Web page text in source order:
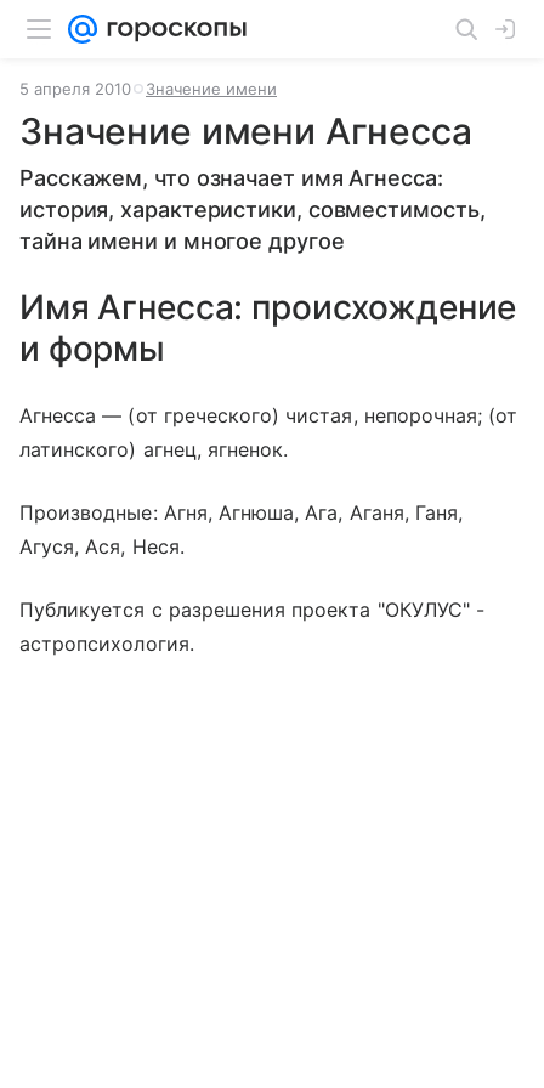
5 апреля 2010 Значение имени
Значение имени Агнесса
Расскажем, что означает имя Агнесса:
история, характеристики, совместимость,
тайна имени и многое другое
Имя Агнесса: происхождение
и формы
Агнесса — (от греческого) чистая, непорочная; (от
латинского) агнец, ягненок.
Производные: Агня, Агнюша, Ага, Аганя, Ганя,
Агуся, Ася, Неся.
Публикуется с разрешения проекта "ОКУЛУС" -
астропсихология.